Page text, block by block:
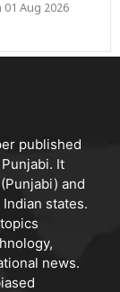
Aug 2026
published
It
and
states.
news.